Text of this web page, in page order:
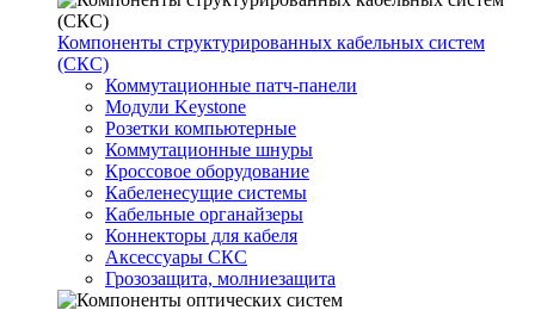
Компоненты структурированных кабельных систем
(СКС)
Коммутационные патч-панели
Модули Keystone
Розетки компьютерные
Коммутационные шнуры
Кроссовое оборудование
Кабеленесущие системы
Кабельные органайзеры
Коннекторы для кабеля
Аксессуары СКС
Грозозащита, молниезащита